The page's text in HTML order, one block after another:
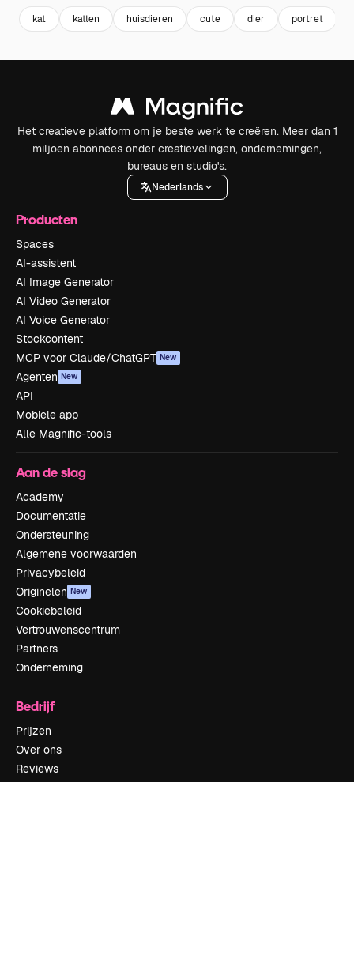
kat katten huisdieren cute dier portret
Het creatieve platform om je beste werk te creëren. Meer dan 1
miljoen abonnees onder creatievelingen, ondernemingen,
bureaus en studio's.
Nederlands
Producten
Spaces
AI-assistent
AI Image Generator
AI Video Generator
AI Voice Generator
Stockcontent
MCP voor Claude/ChatGPT New
Agenten New
API
Mobiele app
Alle Magnific-tools
Aan de slag
Academy
Documentatie
Ondersteuning
Algemene voorwaarden
Privacybeleid
Originelen New
Cookiebeleid
Vertrouwenscentrum
Partners
Onderneming
Bedrijf
Prijzen
Over ons
Reviews